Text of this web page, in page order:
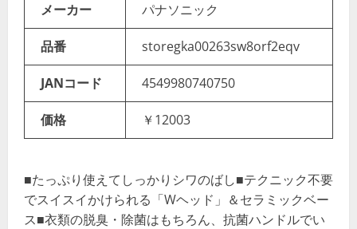
メーカー パナソニック
品番 storegka00263sw8orf2eqv
JANコード 4549980740750
価格 ￥12003
■たっぷり使えてしっかりシワのばし■テクニック不要
でスイスイかけられる「Wヘッド」＆セラミックベー
ス■衣類の脱臭・除菌はもちろん、抗菌ハンドルでい